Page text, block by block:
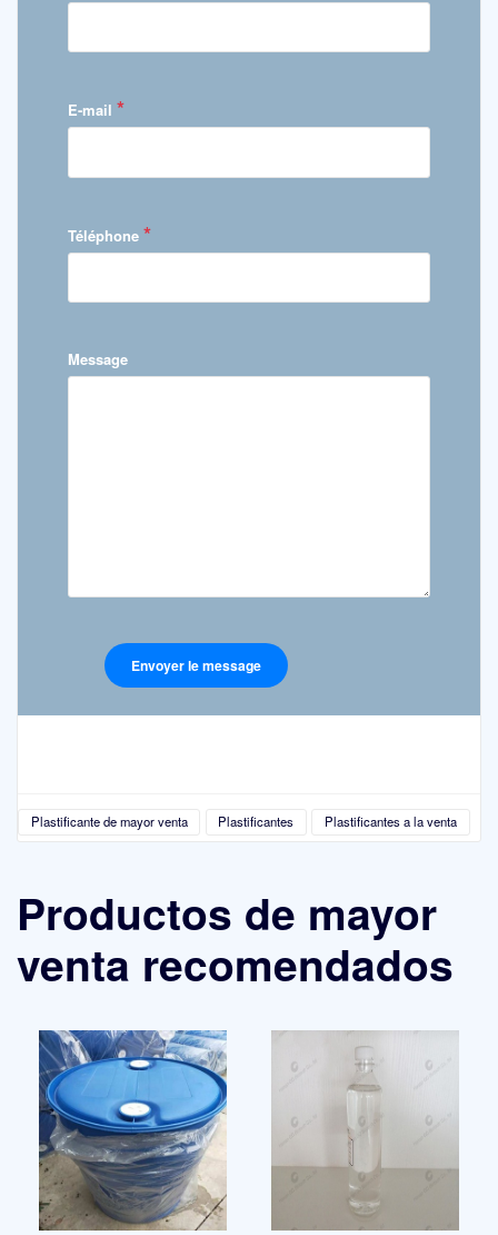
E-mail *
Téléphone *
Message
Plastificante de mayor venta Plastificantes Plastificantes a la venta
Productos de mayor
venta recomendados